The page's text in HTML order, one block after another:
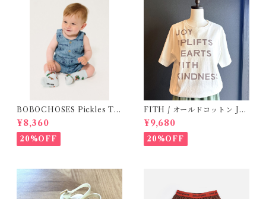
BOBOCHOSES Pickles Th
e Dog all over denim plays
uit /9-24m
¥8,360
20%OFF
FITH / オールドコットン JO
Y Tシャツ(White) / Size 2
¥9,680
20%OFF